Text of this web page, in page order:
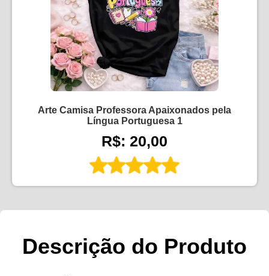
Arte Camisa Professora Apaixonados pela
Língua Portuguesa 1
R$: 20,00
Descrição do Produto